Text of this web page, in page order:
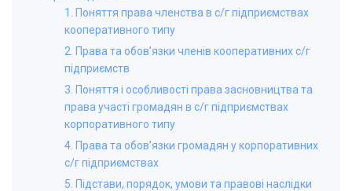
1. Поняття права членства в с/г підприємствах
кооперативного типу
2. Права та обов’язки членів кооперативних с/г
підприємств
3. Поняття і особливості права засновництва та
права участі громадян в с/г підприємствах
корпоративного типу
4. Права та обов’язки громадян у корпоративних
с/г підприємствах
5. Підстави, порядок, умови та правові наслідки